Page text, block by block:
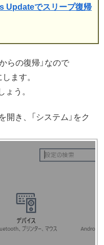
Updateでスリープ復帰
らの復帰」なので
ます。
ょう。
開き、「システム」をク